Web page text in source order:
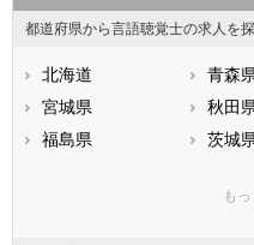
都道府県から言語聴覚士の求人を
北海道 青森
宮城県
秋田
福島県
茨城
神奈
も